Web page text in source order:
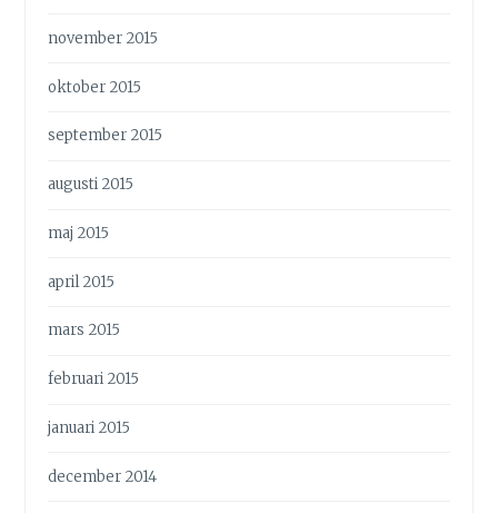
november 2015
oktober 2015
september 2015
augusti 2015
maj 2015
april 2015
mars 2015
februari 2015
januari 2015
december 2014